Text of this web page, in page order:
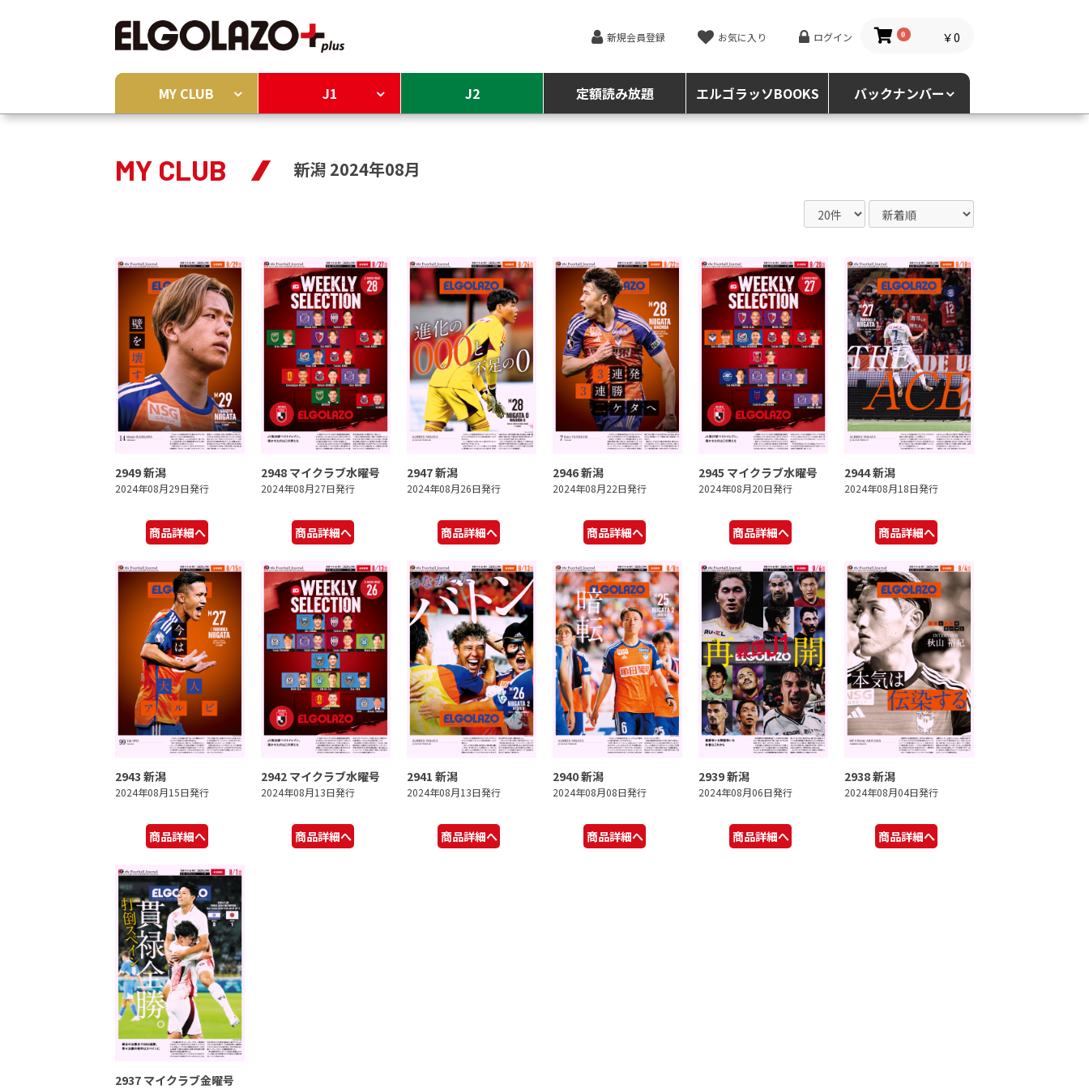
新規会員登録 お気に入り ログイン 0 ￥0
MY CLUB J1 J2 定額読み放題 エルゴラッソBOOKS バックナンバー
MY CLUB 新潟 2024年08月
2949 新潟
2024年08月29日発行
商品詳細へ
2948 マイクラブ水曜号
2024年08月27日発行
商品詳細へ
2947 新潟
2024年08月26日発行
商品詳細へ
2946 新潟
2024年08月22日発行
商品詳細へ
2945 マイクラブ水曜号
2024年08月20日発行
商品詳細へ
2944 新潟
2024年08月18日発行
商品詳細へ
2943 新潟
2024年08月15日発行
商品詳細へ
2942 マイクラブ水曜号
2024年08月13日発行
商品詳細へ
2941 新潟
2024年08月13日発行
商品詳細へ
2940 新潟
2024年08月08日発行
商品詳細へ
2939 新潟
2024年08月06日発行
商品詳細へ
2938 新潟
2024年08月04日発行
商品詳細へ
2937 マイクラブ金曜号